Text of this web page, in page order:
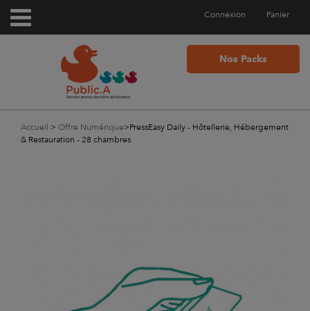
Panier
Connexion
Nos Packs
Accueil > Offre Numérique>PressEasy Daily - Hôtellerie, Hébergement
& Restauration - 28 chambres